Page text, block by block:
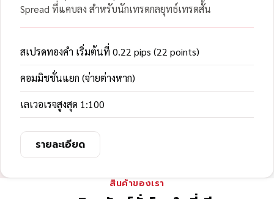
Spread ที่แคบลง สำหรับนักเทรดกลยุทธ์เทรดสั้น
สเปรดทองคำ เริ่มต้นที่ 0.22 pips (22 points)
คอมมิชชั่นแยก (จ่ายต่างหาก)
เลเวอเรจสูงสุด 1:100
รายละเอียด
สินค้าของเรา